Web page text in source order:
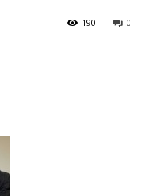
0
190